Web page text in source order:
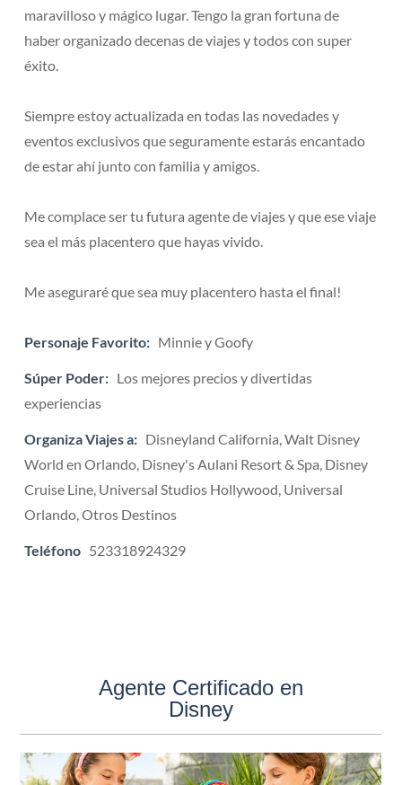
maravilloso y mágico lugar. Tengo la gran fortuna de
haber organizado decenas de viajes y todos con super
éxito.
Siempre estoy actualizada en todas las novedades y
eventos exclusivos que seguramente estarás encantado
de estar ahí junto con familia y amigos.
Me complace ser tu futura agente de viajes y que ese viaje
sea el más placentero que hayas vivido.
Me aseguraré que sea muy placentero hasta el final!
Personaje Favorito: Minnie y Goofy
Súper Poder: Los mejores precios y divertidas
experiencias
Organiza Viajes a: Disneyland California, Walt Disney
World en Orlando, Disney's Aulani Resort & Spa, Disney
Cruise Line, Universal Studios Hollywood, Universal
Orlando, Otros Destinos
Teléfono 523318924329